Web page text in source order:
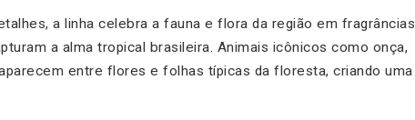
a linha celebra a fauna e flora da região em fragrâncias
a alma tropical brasileira. Animais icônicos como onça,
entre flores e folhas típicas da floresta, criando uma